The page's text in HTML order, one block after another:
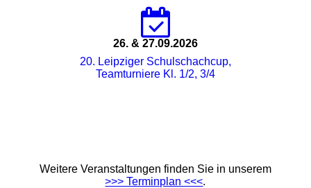
26. & 27.09.2026
20. Leipziger Schulschachcup,
Teamturniere Kl. 1/2, 3/4
Weitere Veranstaltungen finden Sie in unserem
>>> Terminplan <<<.